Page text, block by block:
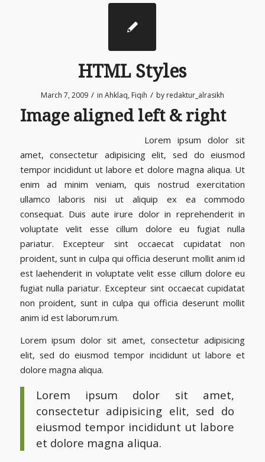
HTML Styles
March 7, 2009 / in Ahklaq, Fiqih / by redaktur_alrasikh
Image aligned left & right
Lorem ipsum dolor sit
amet, consectetur adipisicing elit, sed do eiusmod
tempor incididunt ut labore et dolore magna aliqua. Ut
enim ad minim veniam, quis nostrud exercitation
ullamco laboris nisi ut aliquip ex ea commodo
consequat. Duis aute irure dolor in reprehenderit in
voluptate velit esse cillum dolore eu fugiat nulla
pariatur. Excepteur sint occaecat cupidatat non
proident, sunt in culpa qui officia deserunt mollit anim id
est laehenderit in voluptate velit esse cillum dolore eu
fugiat nulla pariatur. Excepteur sint occaecat cupidatat
non proident, sunt in culpa qui officia deserunt mollit
anim id est laborum.rum.
Lorem ipsum dolor sit amet, consectetur adipisicing
elit, sed do eiusmod tempor incididunt ut labore et
dolore magna aliqua.
Lorem ipsum dolor sit amet,
consectetur adipisicing elit, sed do
eiusmod tempor incididunt ut labore
et dolore magna aliqua.